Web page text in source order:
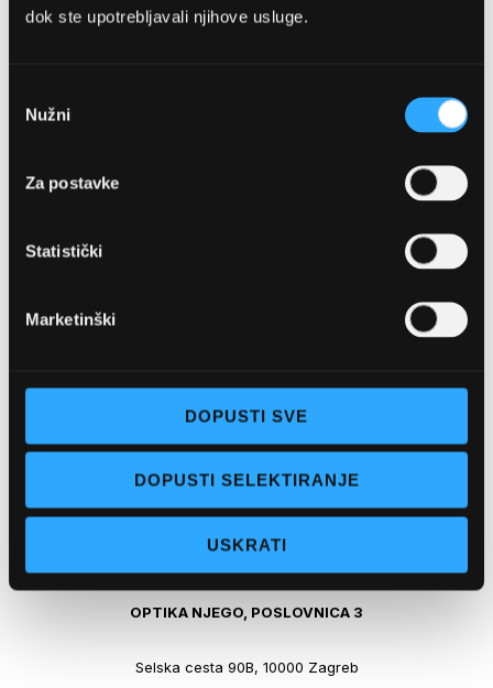
dok ste upotrebljavali njihove usluge.
pristanka
Nužni
Za postavke
Statistički
Marketinški
DOPUSTI SVE
DOPUSTI SELEKTIRANJE
USKRATI
OPTIKA NJEGO, POSLOVNICA 1
Pon - pet: 07 - 21h,
Sub: 07-21h
webshop@optikanjego.hr
OPTIKA NJEGO, POSLOVNICA 3
Selska cesta 90B, 10000 Zagreb